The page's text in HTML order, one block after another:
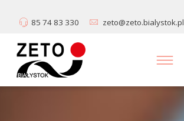
85 74 83 330 zeto@zeto.bialystok.pl